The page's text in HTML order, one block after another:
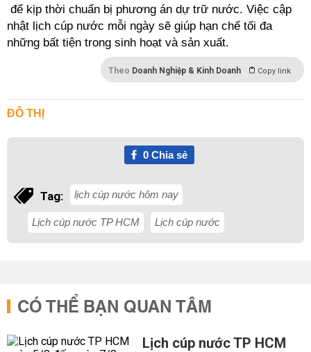
để kịp thời chuẩn bị phương án dự trữ nước. Việc cập
nhật lịch cúp nước mỗi ngày sẽ giúp hạn chế tối đa
những bất tiện trong sinh hoạt và sản xuất.
Theo Doanh Nghiệp & Kinh Doanh Copy link
ĐÔ THỊ
0Chia sẻ
Tag: lịch cúp nước hôm nay
Lịch cúp nước TP HCM Lịch cúp nước
CÓ THỂ BẠN QUAN TÂM
Lịch cúp nước TP HCM